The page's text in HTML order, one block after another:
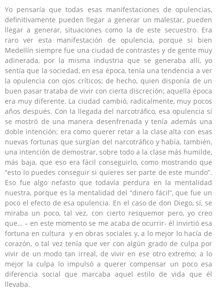
Yo pensaría que todas esas manifestaciones de opulencias,
definitivamente pueden llegar a generar un malestar, pueden
llegar a generar, situaciones como la de este secuestro. Era
raro ver esta manifestación de opulencia, porque si bien
Medellín siempre fue una ciudad de contrastes y de gente muy
adinerada, por la misma industria que se generaba allí, yo
sentía que la sociedad, en esa época, tenía una tendencia a ver
la opulencia con ojos críticos; de hecho, quien disponía de un
buen pasar trataba de vivir con cierta discreción; aquella época
era muy diferente. La ciudad cambió, radicalmente, muy pocos
años después. Con la llegada del narcotráfico, esa opulencia sí
se mostró de una manera desenfrenada y tenía además una
doble intención; era como querer retar a la clase alta con esas
nuevas fortunas que surgían del narcotráfico y había, también,
una intención de demostrar, sobre todo a la clase más humilde,
más baja, que eso era fácil conseguirlo, como mostrando que
“esto lo puedes conseguir si quieres ser parte de este mundo”.
Eso fue algo nefasto que todavía perdura en la mentalidad
nuestra, porque es la mentalidad del “dinero fácil”, que fue un
poco el efecto de esa opulencia. En el caso de don Diego, sí, se
miraba un poco, tal vez, con cierto resquemor pero, yo creo
que… – en este momento se me acaba de ocurrir- él invirtió esa
fortuna en cultura y en obras sociales y, a lo mejor lo hacía de
corazón, o tal vez tenía que ver con algún grado de culpa por
vivir de un modo tan irreal, de vivir en ese otro extremo; a lo
mejor la culpa lo impulsó a querer compensar un poco esa
diferencia social que marcaba aquel estilo de vida que él
llevaba.